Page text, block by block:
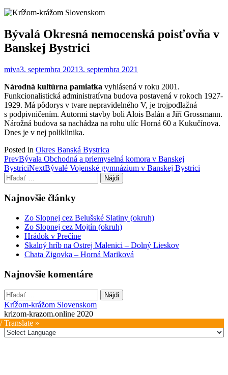
Bývalá Okresná nemocenská poisťovňa v
Banskej Bystrici
miva3. septembra 20213. septembra 2021
Národná kultúrna pamiatka vyhlásená v roku 2001.
Funkcionalistická administratívna budova postavená v rokoch 1927-
1929. Má pôdorys v tvare nepravidelného V, je trojpodlažná
s podpivničením. Autormi stavby boli Alois Balán a Jiří Grossmann.
Nárožná budova sa nachádza na rohu ulíc Horná 60 a Kukučínova.
Dnes je v nej poliklinika.
Posted in Okres Banská Bystrica
Post
navigation
PrevBývala Obchodná a priemyselná komora v Banskej
BystriciNextBývalé Vojenské gymnázium v Banskej Bystrici
Hľadať:
Najnovšie články
Zo Slopnej cez Belušské Slatiny (okruh)
Zo Slopnej cez Mojtín (okruh)
Hrádok v Prečíne
Skalný hríb na Ostrej Malenici – Dolný Lieskov
Chata Zigovka – Horná Mariková
Najnovšie komentáre
Hľadať:
Krížom-krážom Slovenskom
krizom-krazom.online 2020
Translate »